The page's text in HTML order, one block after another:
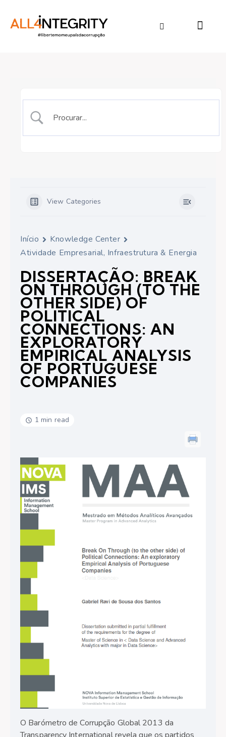
View Categories
Início
Knowledge Center
Atividade Empresarial, Infraestrutura & Energia
DISSERTAÇÃO: BREAK
ON THROUGH (TO THE
OTHER SIDE) OF
POLITICAL
CONNECTIONS: AN
EXPLORATORY
EMPIRICAL ANALYSIS
OF PORTUGUESE
COMPANIES
1 min read
O Barómetro de Corrupção Global 2013 da